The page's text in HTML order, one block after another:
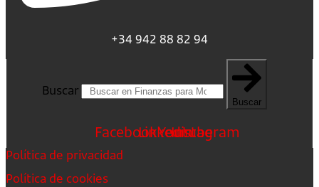
+34 942 88 82 94
Buscar
Buscar
FacebookLinkedin
Youtube
Instagram
Política de privacidad
Política de cookies